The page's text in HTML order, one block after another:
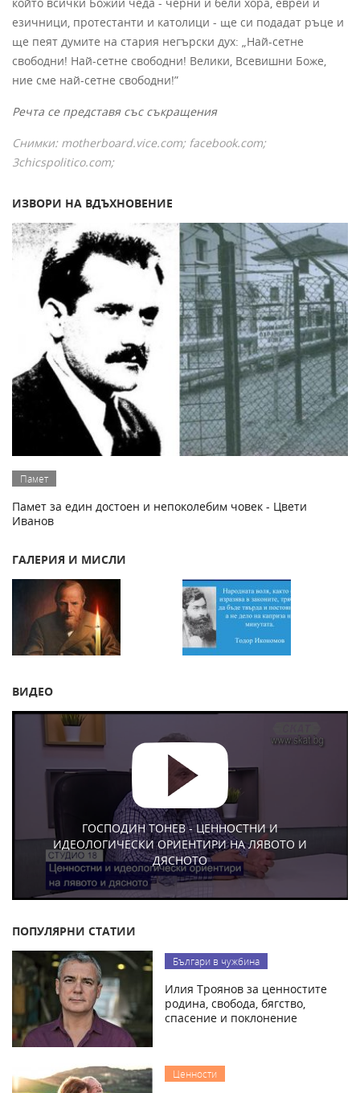
езичници, протестанти и католици - ще си подадат ръце и
ще пеят думите на стария негърски дух: „Най-сетне
свободни! Най-сетне свободни! Велики, Всевишни Боже,
ние сме най-сетне свободни!”
Речта се представя със съкращения
Снимки: motherboard.vice.com; facebook.com;
3chicspolitico.com;
ИЗВОРИ НА ВДЪХНОВЕНИЕ
Памет
Памет за един достоен и непоколебим човек - Цвети
Иванов
ГАЛЕРИЯ И МИСЛИ
ВИДЕО
ГОСПОДИН ТОНЕВ - ЦЕННОСТНИ И
ИДЕОЛОГИЧЕСКИ ОРИЕНТИРИ НА ЛЯВОТО И
ДЯСНОТО
ПОПУЛЯРНИ СТАТИИ
Българи в чужбина
Илия Троянов за ценностите
родина, свобода, бягство,
спасение и поклонение
Ценности